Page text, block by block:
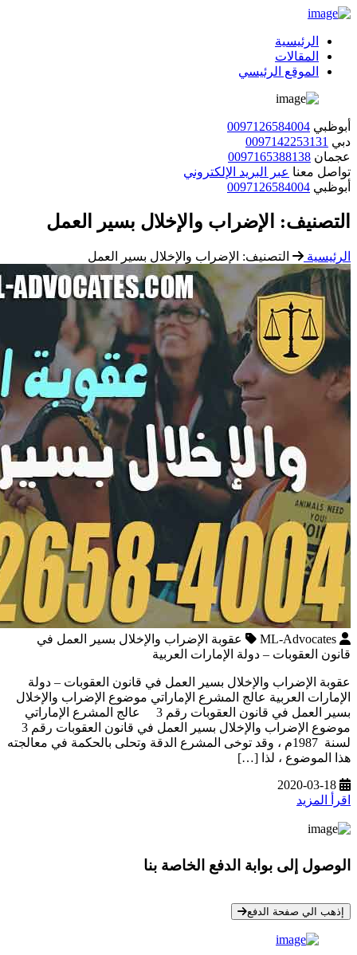
الرئيسية
المقالات
الموقع الرئيسي
أبوظبي 0097126584004
دبي 0097142253131
عجمان 0097165388138
تواصل معنا عبر البريد الإلكتروني
أبوظبي 0097126584004
التصنيف: الإضراب والإخلال بسير العمل
الرئيسية التصنيف: الإضراب والإخلال بسير العمل
ML-Advocates
عقوبة الإضراب والإخلال بسير العمل في
قانون العقوبات – دولة الإمارات العربية
عقوبة الإضراب والإخلال بسير العمل في قانون العقوبات – دولة
الإمارات العربية عالج المشرع الإماراتي موضوع الإضراب والإخلال
بسير العمل في قانون العقوبات رقم 3 عالج المشرع الإماراتي
موضوع الإضراب والإخلال بسير العمل في قانون العقوبات رقم 3
لسنة 1987م ، وقد توخى المشرع الدقة وتحلى بالحكمة في معالجته
هذا الموضوع ، لذا […]
2020-03-18
اقرأ المزيد
الوصول إلى بوابة الدفع الخاصة بنا
إذهب الي صفحة الدفع